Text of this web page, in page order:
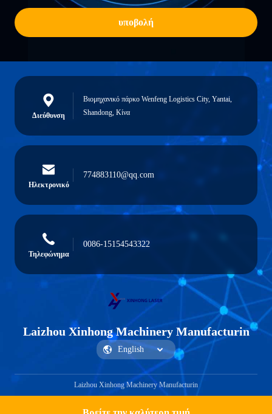
υποβολή
Διεύθυνση
Βιομηχανικό πάρκο Wenfeng Logistics City, Yantai,
Shandong, Κίνα
Ηλεκτρονικό
774883110@qq.com
Τηλεφώνημα
0086-15154543322
Laizhou Xinhong Machinery Manufacturin
Laizhou Xinhong Machinery Manufacturin